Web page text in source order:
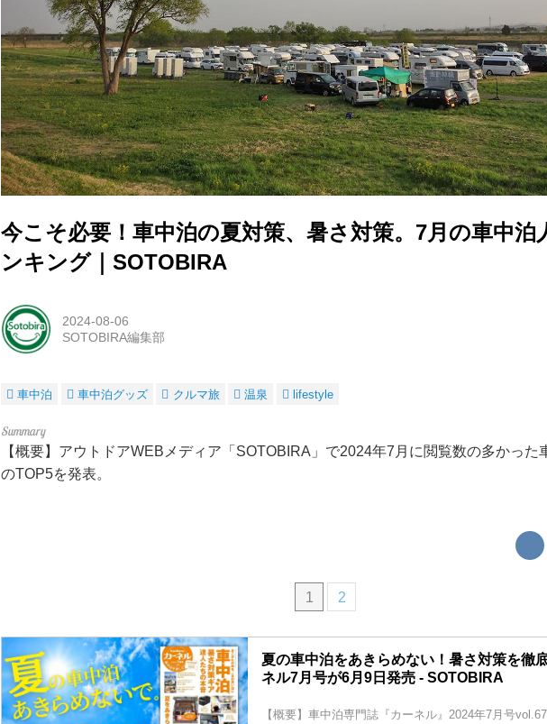
今こそ必要！車中泊の夏対策、暑さ対策。7月の車中泊
ンキング｜SOTOBIRA
2024-08-06
SOTOBIRA編集部
車中泊 車中泊グッズ クルマ旅 温泉 lifestyle
【概要】アウトドアWEBメディア「SOTOBIRA」で2024年7月に閲覧数の多かった
のTOP5を発表。
1 2
夏の車中泊をあきらめない！暑さ対策を
ネル7月号が6月9日発売 - SOTOBIRA
【概要】車中泊専門誌『カーネル』2024年7月号